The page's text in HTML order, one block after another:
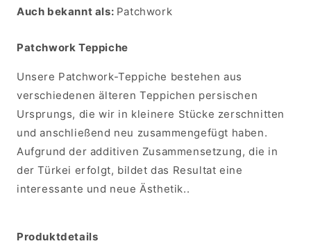
Auch bekannt als: Patchwork
Patchwork Teppiche
Unsere Patchwork-Teppiche bestehen aus
verschiedenen älteren Teppichen persischen
Ursprungs, die wir in kleinere Stücke zerschnitten
und anschließend neu zusammengefügt haben.
Aufgrund der additiven Zusammensetzung, die in
der Türkei erfolgt, bildet das Resultat eine
interessante und neue Ästhetik..
Produktdetails